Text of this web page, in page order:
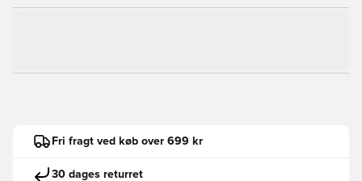
Fri fragt ved køb over 699 kr
30 dages returret